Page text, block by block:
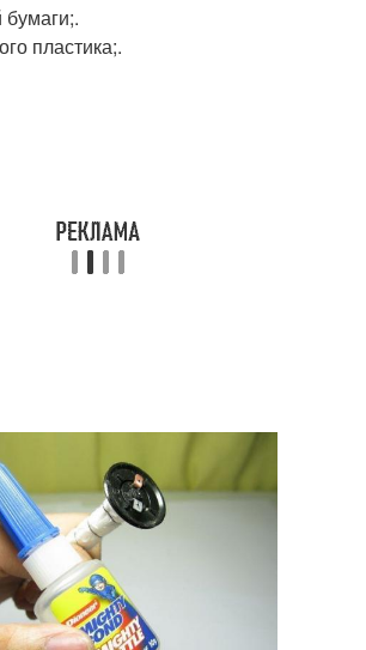
бумаги;.
пластика;.